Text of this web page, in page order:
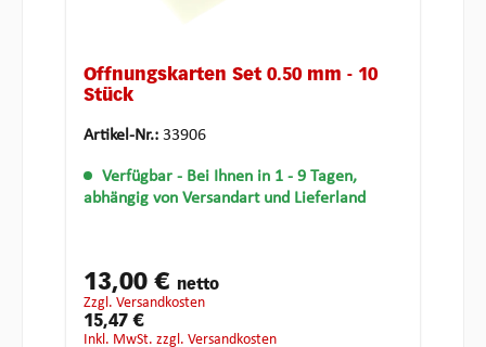
Öffnungskarten Set 0.50 mm - 10
Stück
Artikel-Nr.: 33906
Verfügbar - Bei Ihnen in 1 - 9 Tagen,
abhängig von Versandart und Lieferland
13,00 € netto
zzgl. Versandkosten
15,47 €
inkl. MwSt. zzgl. Versandkosten